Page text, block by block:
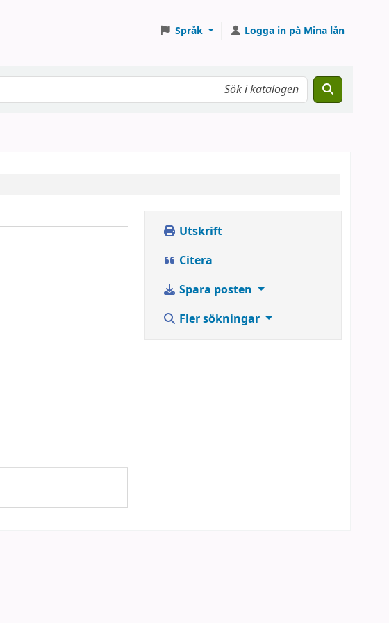
Språk Logga in på Mina lån
Utskrift
Citera
Spara posten
Fler sökningar